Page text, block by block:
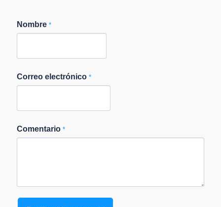
Nombre *
Correo electrónico *
Comentario *